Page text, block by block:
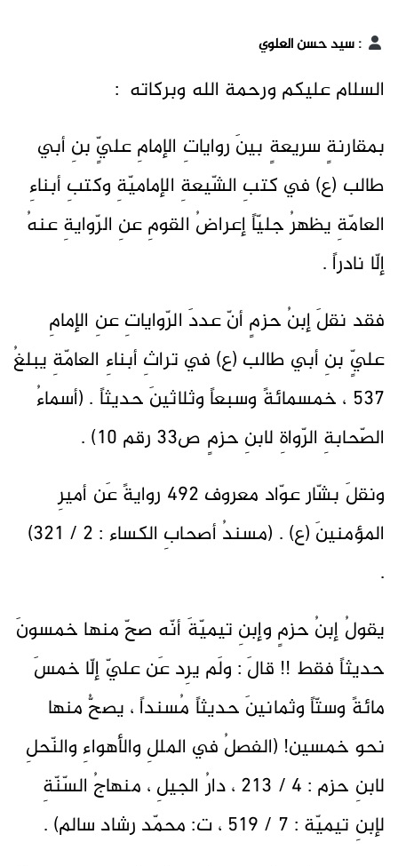
:سيد حسن العلوي
السلام عليكم ورحمة الله وبركاته :
بمقارنةٍ سريعةٍ بينَ رواياتِ الإمامِ عليٍّ بنِ أبي
طالب (ع) في كتبِ الشّيعةِ الإماميّةِ وكتبِ أبناءِ
العامّةِ يظهرُ جليّاً إعراضُ القومِ عنِ الرّوايةِ عنهُ
إلّا نادراً .
فقد نقلَ إبنُ حزمٍ أنّ عددَ الرّواياتِ عنِ الإمامِ
عليٍّ بنِ أبي طالب (ع) في تراثِ أبناءِ العامّةِ يبلغُ
537 ، خمسمائةً وسبعاً وثلاثينَ حديثاً . (أسماءُ
الصّحابةِ الرّواةِ لابنِ حزمٍ ص33 رقم 10) .
ونقلَ بشّار عوّاد معروف 492 روايةً عَن أميرِ
المؤمنينَ (ع) . (مسندُ أصحابِ الكساء : 2 / 321)
.
يقولُ إبنُ حزمٍ وإبنِ تيميّةَ أنّه صحّ منها خمسونَ
حديثاً فقط !! قالَ : ولَم يرِد عَن عليّ إلّا خمسَ
مائةً وستّاً وثمانينَ حديثاً مُسنداً ، يصحُّ منها
نحو خمسين! (الفصلُ في المللِ والأهواءِ والنّحلِ
لابنِ حزم : 4 / 213 ، دارُ الجيلِ ، منهاجُ السّنّةِ
لإبنِ تيميّة : 7 / 519 ، ت: محمّد رشاد سالم) .